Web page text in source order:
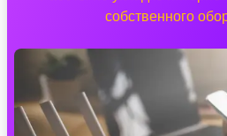
собственного